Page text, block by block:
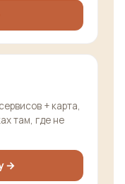
+ карта,
там, где не
→